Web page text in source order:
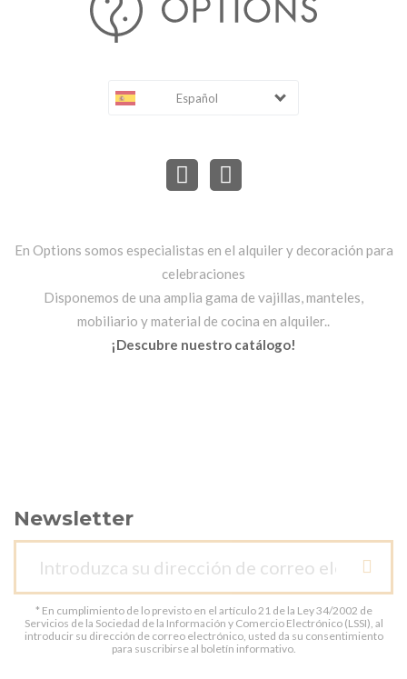
Español
En Options somos especialistas en el alquiler y decoración para
celebraciones
Disponemos de una amplia gama de vajillas, manteles,
mobiliario y material de cocina en alquiler..
¡Descubre nuestro catálogo!
Newsletter
* En cumplimiento de lo previsto en el artículo 21 de la Ley 34/2002 de
Servicios de la Sociedad de la Información y Comercio Electrónico (LSSI), al
introducir su dirección de correo electrónico, usted da su consentimiento
para suscribirse al boletín informativo.